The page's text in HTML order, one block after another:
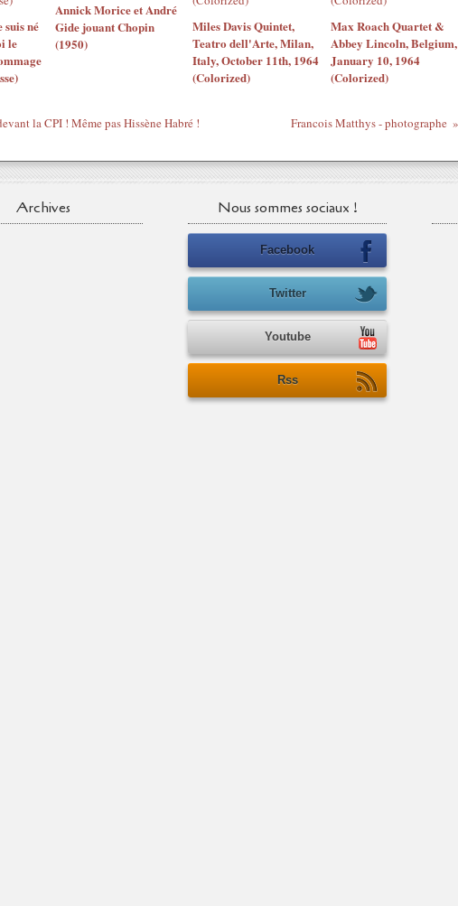
suis né
le
Annick Morice et André
Gide jouant Chopin
(1950)
Miles Davis Quintet,
Teatro dell'Arte, Milan,
Italy, October 11th, 1964
(Colorized)
Max Roach Quartet &
Abbey Lincoln, Belgium,
January 10, 1964
(Colorized)
la CPI ! Même pas Hissène Habré ! Francois Matthys - photographe
Archives Nous sommes sociaux !
Facebook
Twitter
Youtube
Rss